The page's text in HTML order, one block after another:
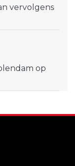
vervolgens
op